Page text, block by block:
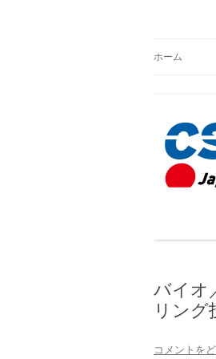
ホーム
バイオ
リング
コメントを